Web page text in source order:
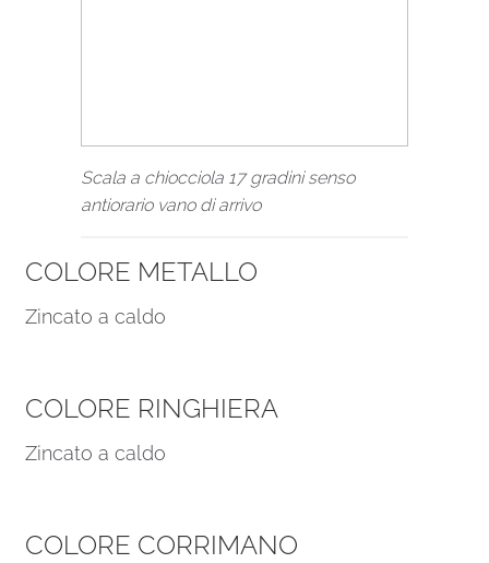
Scala a chiocciola 17 gradini senso
antiorario vano di arrivo
COLORE METALLO
Zincato a caldo
COLORE RINGHIERA
Zincato a caldo
COLORE CORRIMANO